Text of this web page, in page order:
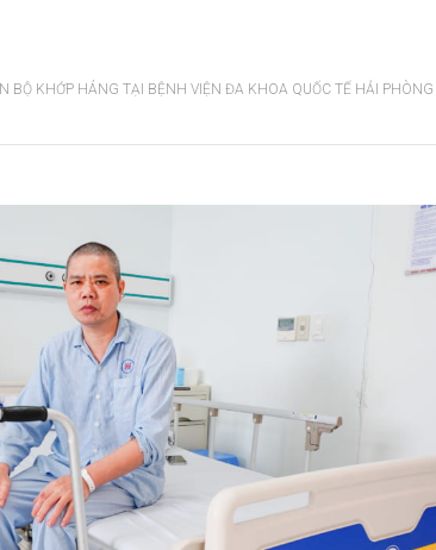
BỘ KHỚP HÁNG TẠI BỆNH VIỆN ĐA KHOA QUỐC TẾ HẢI